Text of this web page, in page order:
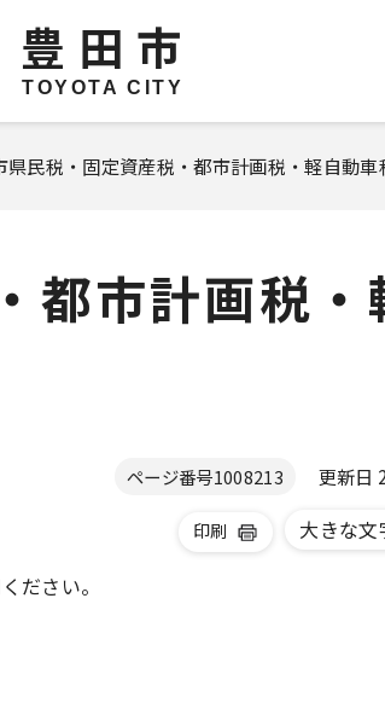
豊田市
TOYOTA CITY
県民税・固定資産税・都市計画税・軽自動車
都市計画税・
ページ番号1008213 更新日
印刷
大きな文
ださい。